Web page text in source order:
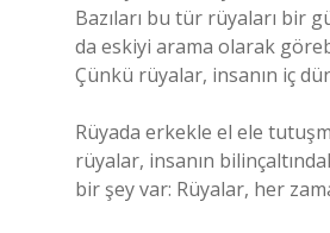
Bazıları bu tür rüyaları bir
da eskiyi arama olarak
Çünkü rüyalar, insanın iç
Rüyada erkekle el ele
rüyalar, insanın
bir şey var: Rüyalar, her